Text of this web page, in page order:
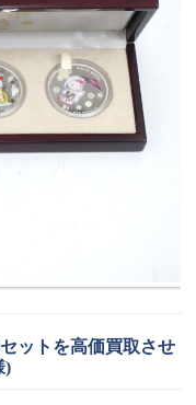
ットを高価買取させ
)